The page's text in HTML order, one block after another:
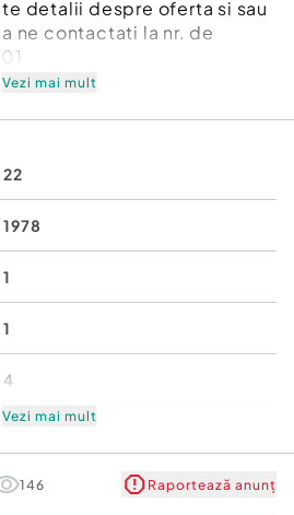
detalii despre oferta si sau
ne contactati la nr. de
Vezi mai mult
22
1978
1
1
4
Bună
Vezi mai mult
146 Raportează anunț